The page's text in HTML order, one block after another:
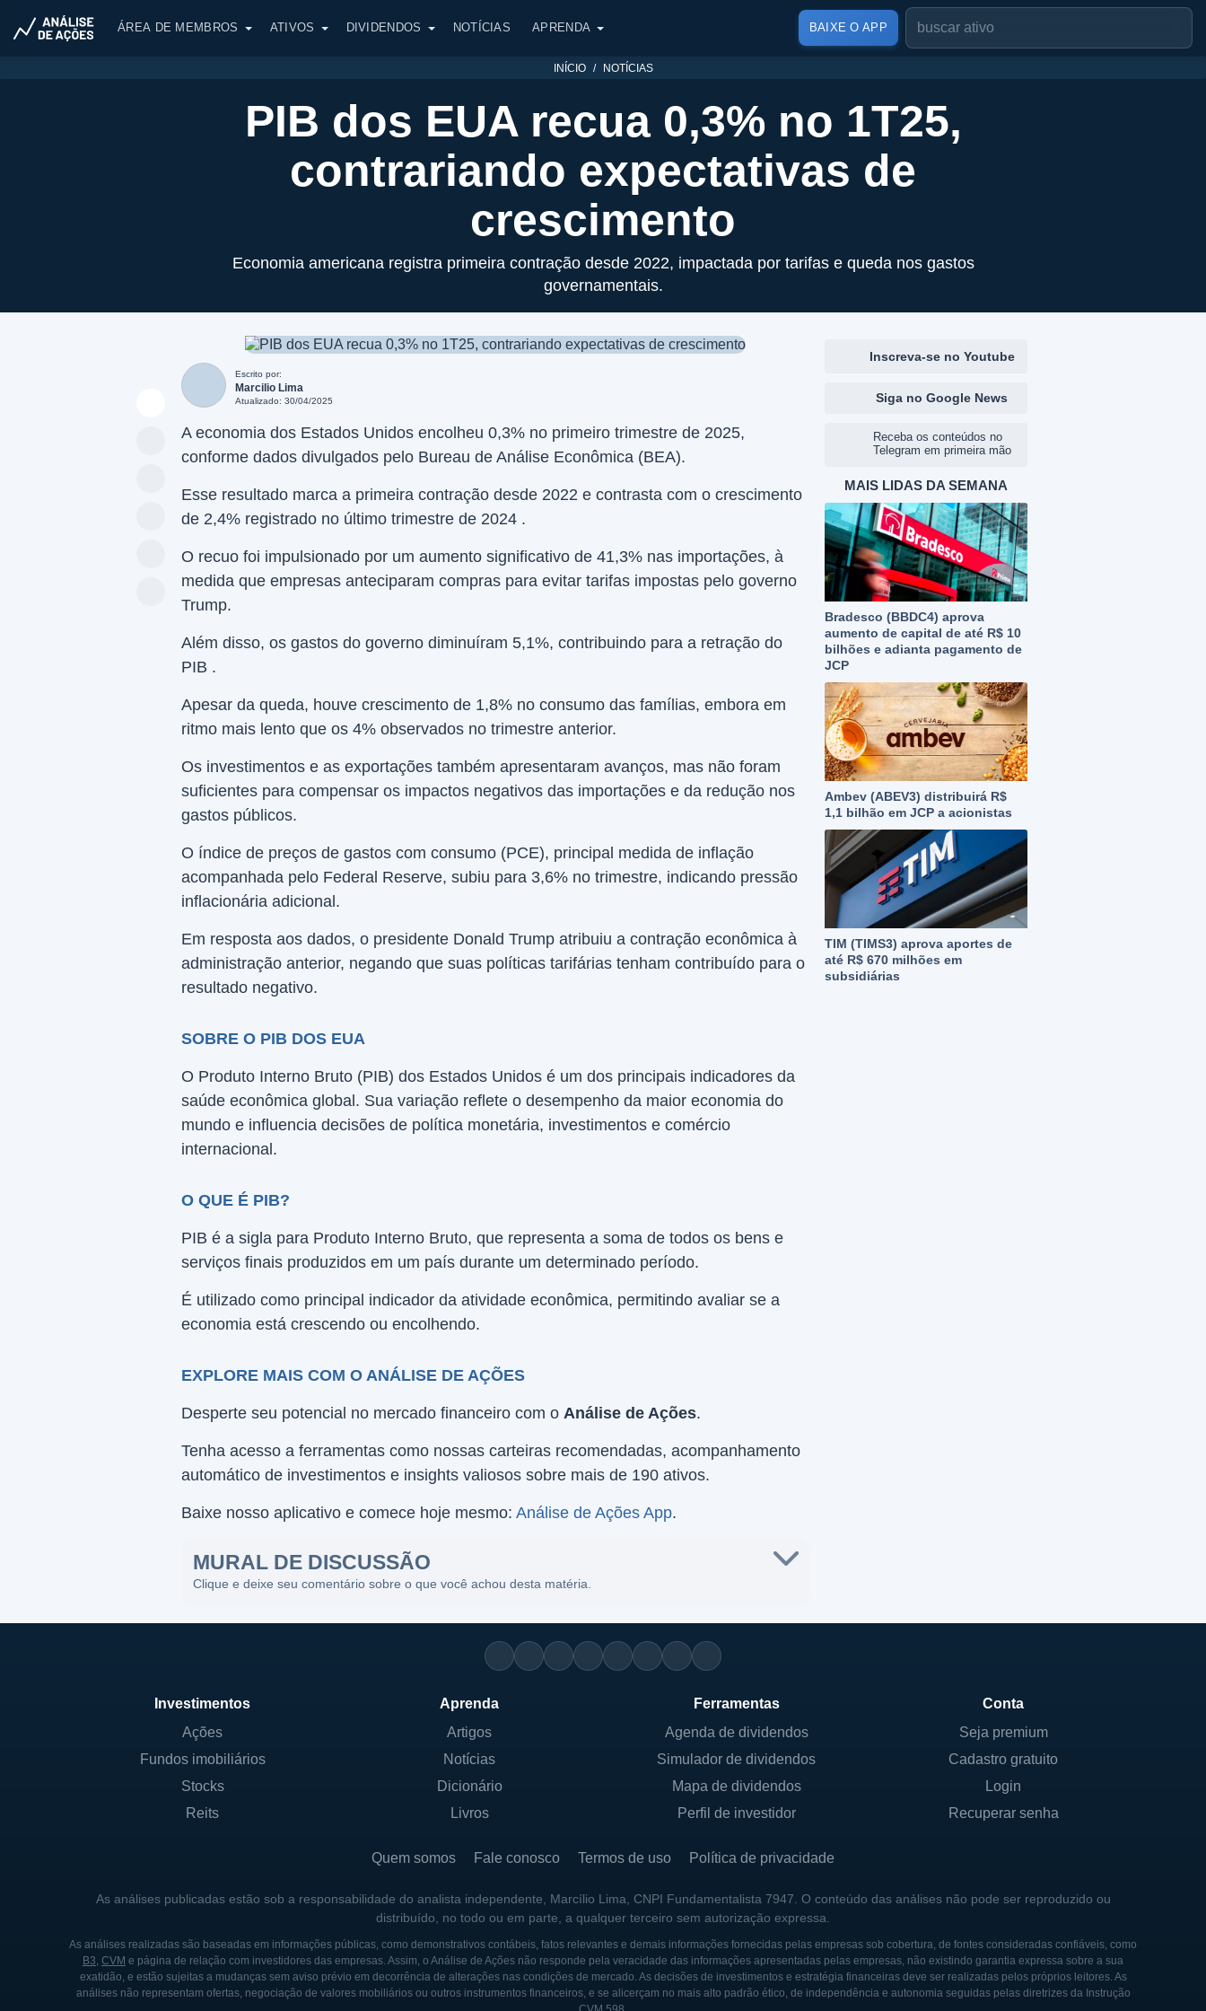
ÁREA DE MEMBROS ATIVOS DIVIDENDOS NOTÍCIAS APRENDA BAIXE O APP
INÍCIO NOTÍCIAS
PIB dos EUA recua 0,3% no 1T25,
contrariando expectativas de
crescimento
Economia americana registra primeira contração desde 2022, impactada por tarifas e queda nos gastos
governamentais.
Escrito por:
Marcilio Lima
Atualizado: 30/04/2025
A economia dos Estados Unidos encolheu 0,3% no primeiro trimestre de 2025,
conforme dados divulgados pelo Bureau de Análise Econômica (BEA).
Esse resultado marca a primeira contração desde 2022 e contrasta com o crescimento
de 2,4% registrado no último trimestre de 2024 .
O recuo foi impulsionado por um aumento significativo de 41,3% nas importações, à
medida que empresas anteciparam compras para evitar tarifas impostas pelo governo
Trump.
Além disso, os gastos do governo diminuíram 5,1%, contribuindo para a retração do
PIB .
Apesar da queda, houve crescimento de 1,8% no consumo das famílias, embora em
ritmo mais lento que os 4% observados no trimestre anterior.
Os investimentos e as exportações também apresentaram avanços, mas não foram
suficientes para compensar os impactos negativos das importações e da redução nos
gastos públicos.
O índice de preços de gastos com consumo (PCE), principal medida de inflação
acompanhada pelo Federal Reserve, subiu para 3,6% no trimestre, indicando pressão
inflacionária adicional.
Em resposta aos dados, o presidente Donald Trump atribuiu a contração econômica à
administração anterior, negando que suas políticas tarifárias tenham contribuído para o
resultado negativo.
SOBRE O PIB DOS EUA
O Produto Interno Bruto (PIB) dos Estados Unidos é um dos principais indicadores da
saúde econômica global. Sua variação reflete o desempenho da maior economia do
mundo e influencia decisões de política monetária, investimentos e comércio
internacional.
O QUE É PIB?
PIB é a sigla para Produto Interno Bruto, que representa a soma de todos os bens e
serviços finais produzidos em um país durante um determinado período.
É utilizado como principal indicador da atividade econômica, permitindo avaliar se a
economia está crescendo ou encolhendo.
EXPLORE MAIS COM O ANÁLISE DE AÇÕES
Desperte seu potencial no mercado financeiro com o Análise de Ações.
Tenha acesso a ferramentas como nossas carteiras recomendadas, acompanhamento
automático de investimentos e insights valiosos sobre mais de 190 ativos.
Baixe nosso aplicativo e comece hoje mesmo: Análise de Ações App.
MURAL DE DISCUSSÃO
Clique e deixe seu comentário sobre o que você achou desta matéria.
Inscreva-se no Youtube
Siga no Google News
Receba os conteúdos no
Telegram em primeira mão
MAIS LIDAS DA SEMANA
Bradesco (BBDC4) aprova
aumento de capital de até R$ 10
bilhões e adianta pagamento de
JCP
Ambev (ABEV3) distribuirá R$
1,1 bilhão em JCP a acionistas
TIM (TIMS3) aprova aportes de
até R$ 670 milhões em
subsidiárias
Investimentos
Ações
Fundos imobiliários
Stocks
Reits
Aprenda
Artigos
Notícias
Dicionário
Livros
Ferramentas
Agenda de dividendos
Simulador de dividendos
Mapa de dividendos
Perfil de investidor
Conta
Seja premium
Cadastro gratuito
Login
Recuperar senha
Quem somos Fale conosco Termos de uso Política de privacidade
As análises publicadas estão sob a responsabilidade do analista independente, Marcílio Lima, CNPI Fundamentalista 7947. O conteúdo das análises não pode ser reproduzido ou
distribuído, no todo ou em parte, a qualquer terceiro sem autorização expressa.
As análises realizadas são baseadas em informações públicas, como demonstrativos contábeis, fatos relevantes e demais informações fornecidas pelas empresas sob cobertura, de fontes consideradas confiáveis, como
B3, CVM e página de relação com investidores das empresas. Assim, o Análise de Ações não responde pela veracidade das informações apresentadas pelas empresas, não existindo garantia expressa sobre a sua
exatidão, e estão sujeitas a mudanças sem aviso prévio em decorrência de alterações nas condições de mercado. As decisões de investimentos e estratégia financeiras deve ser realizadas pelos próprios leitores. As
análises não representam ofertas, negociação de valores mobiliários ou outros instrumentos financeiros, e se alicerçam no mais alto padrão ético, de independência e autonomia seguidas pelas diretrizes da Instrução